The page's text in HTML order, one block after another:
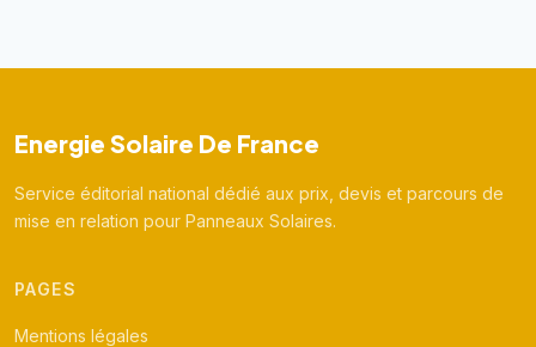
Energie Solaire De France
Service éditorial national dédié aux prix, devis et parcours de
mise en relation pour Panneaux Solaires.
PAGES
Mentions légales